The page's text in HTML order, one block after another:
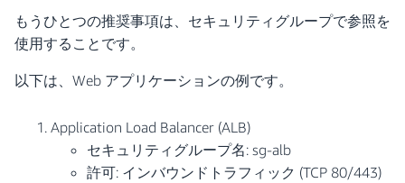
もうひとつの推奨事項は、セキュリティグループで参照を
使用することです。
以下は、Web アプリケーションの例です。
Application Load Balancer (ALB)
セキュリティグループ名: sg-alb
許可: インバウンドトラフィック (TCP 80/443)